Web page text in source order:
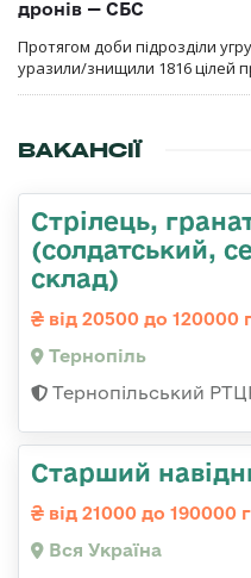
дронів — СБС
Протягом доби підрозділи
уразили/знищили 1816 цілей
ВАКАНСІЇ
Стрілець,
(солдатський,
склад)
від 20500 до 120000
Тернопіль
Тернопільський
Старший
від 21000 до 190000
Вся Україна